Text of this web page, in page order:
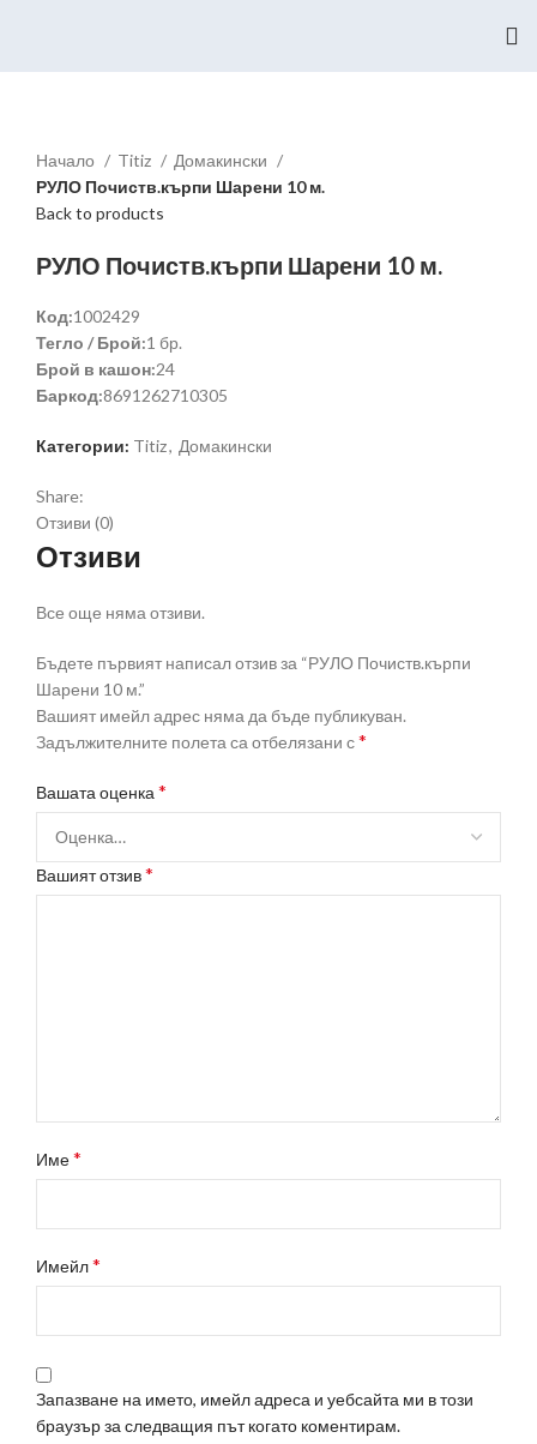
Начало Titiz
Домакински
РУЛО Почиств.кърпи Шарени 10 м.
Back to products
РУЛО Почиств.кърпи Шарени 10 м.
Код:1002429
Тегло / Брой:1 бр.
Брой в кашон:24
Баркод:8691262710305
Категории: Titiz, Домакински
Share:
Отзиви (0)
Отзиви
Все още няма отзиви.
Бъдете първият написал отзив за “РУЛО Почиств.кърпи
Шарени 10 м.”
Вашият имейл адрес няма да бъде публикуван.
Задължителните полета са отбелязани с*
Вашата оценка *
Вашият отзив*
Име*
Имейл*
Запазване на името, имейл адреса и уебсайта ми в този
браузър за следващия път когато коментирам.